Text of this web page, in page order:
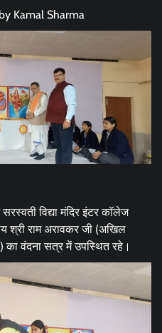
by Kamal Sharma
विद्या मंदिर इंटर कॉलेज
श्री राम अरावकर जी (अखिल
का वंदना सत्र में उपस्थित रहे।